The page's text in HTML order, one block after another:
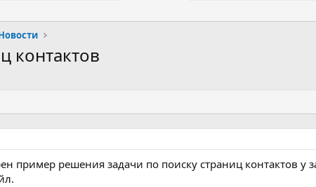
контактов
пример решения задачи по поиску страниц контактов у